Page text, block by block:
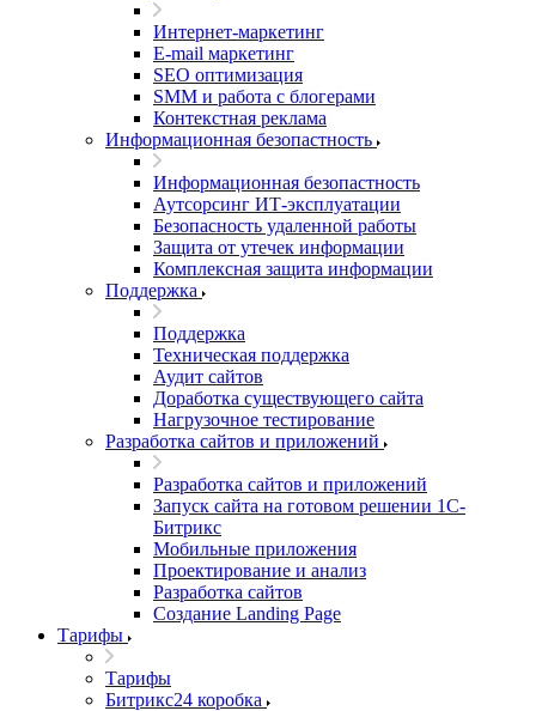
Интернет-маркетинг
E-mail маркетинг
SEO оптимизация
SMM и работа с блогерами
Контекстная реклама
Информационная безопастность
Информационная безопастность
Аутсорсинг ИТ-эксплуатации
Безопасность удаленной работы
Защита от утечек информации
Комплексная защита информации
Поддержка
Поддержка
Техническая поддержка
Аудит сайтов
Доработка существующего сайта
Нагрузочное тестирование
Разработка сайтов и приложений
Разработка сайтов и приложений
Запуск сайта на готовом решении 1С-
Битрикс
Мобильные приложения
Проектирование и анализ
Разработка сайтов
Создание Landing Page
Тарифы
Тарифы
Битрикс24 коробка